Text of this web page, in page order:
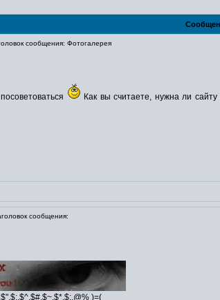
сообщения: Фотогалерея
Как вы считаете, нужна ли
сообщения:
)=(